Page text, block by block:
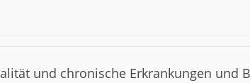
und chronische Erkrankungen und